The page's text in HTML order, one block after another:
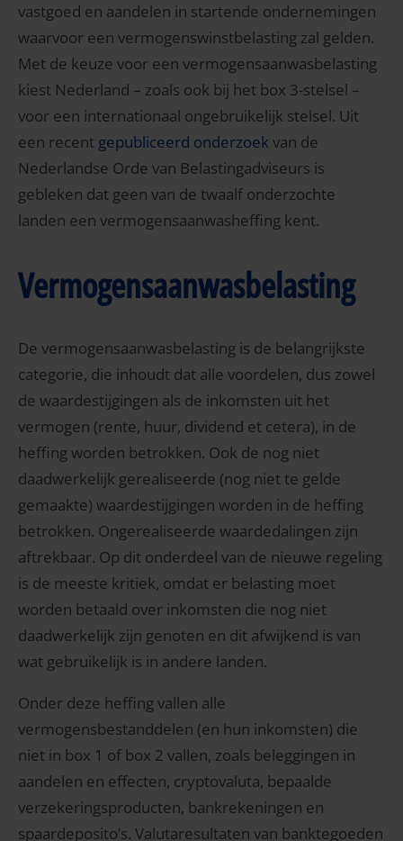
vastgoed en aandelen in startende ondernemingen
waarvoor een vermogenswinstbelasting zal gelden.
Met de keuze voor een vermogensaanwasbelasting
kiest Nederland – zoals ook bij het box 3-stelsel –
voor een internationaal ongebruikelijk stelsel. Uit
een recent gepubliceerd onderzoekvan de
Nederlandse Orde van Belastingadviseurs is
gebleken dat geen van de twaalf onderzochte
landen een vermogensaanwasheffing kent.
Vermogensaanwasbelasting
De vermogensaanwasbelasting is de belangrijkste
categorie, die inhoudt dat alle voordelen, dus zowel
de waardestijgingen als de inkomsten uit het
vermogen (rente, huur, dividend et cetera), in de
heffing worden betrokken. Ook de nog niet
daadwerkelijk gerealiseerde (nog niet te gelde
gemaakte) waardestijgingen worden in de heffing
betrokken. Ongerealiseerde waardedalingen zijn
aftrekbaar. Op dit onderdeel van de nieuwe regeling
is de meeste kritiek, omdat er belasting moet
worden betaald over inkomsten die nog niet
daadwerkelijk zijn genoten en dit afwijkend is van
wat gebruikelijk is in andere landen.
Onder deze heffing vallen alle
vermogensbestanddelen (en hun inkomsten) die
niet in box 1 of box 2 vallen, zoals beleggingen in
aandelen en effecten, cryptovaluta, bepaalde
verzekeringsproducten, bankrekeningen en
spaardeposito’s. Valutaresultaten van banktegoeden